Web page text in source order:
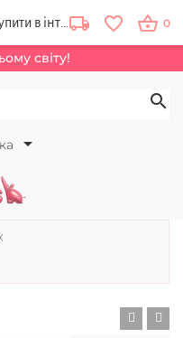
світу!
0